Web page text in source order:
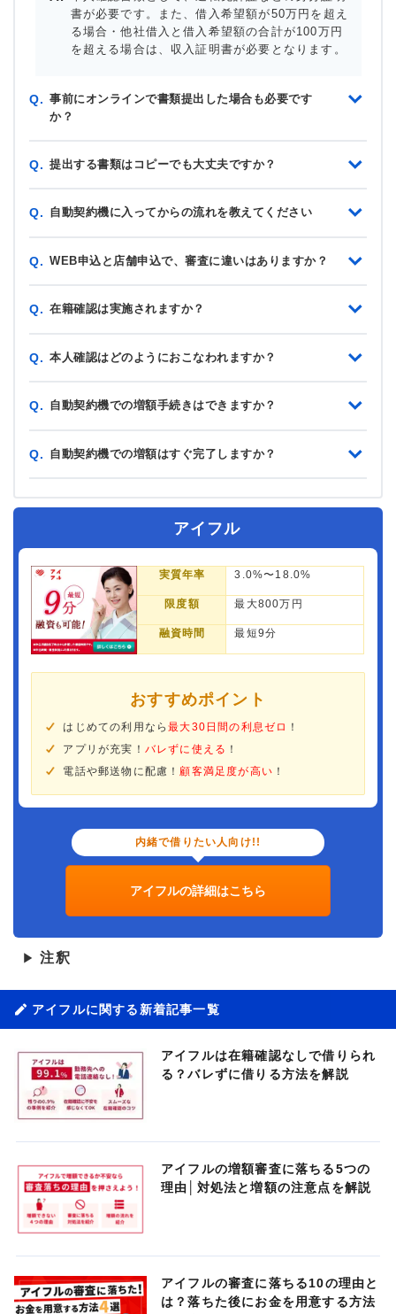
書が必要です。また、借入希望額が50万円を超え
る場合・他社借入と借入希望額の合計が100万円
を超える場合は、収入証明書が必要となります。
Q. 事前にオンラインで書類提出した場合も必要です
か？
Q. 提出する書類はコピーでも大丈夫ですか？
Q. 自動契約機に入ってからの流れを教えてください
Q. WEB申込と店舗申込で、審査に違いはありますか？
Q. 在籍確認は実施されますか？
Q. 本人確認はどのようにおこなわれますか？
Q. 自動契約機での増額手続きはできますか？
Q. 自動契約機での増額はすぐ完了しますか？
アイフル
実質年率 3.0%〜18.0%
限度額 最大800万円
融資時間 最短9分
おすすめポイント
はじめての利用なら最大30日間の利息ゼロ ！
アプリが充実！ バレずに使える ！
電話や郵送物に配慮！ 顧客満足度が高い ！
内緒で借りたい人向け!!
アイフルの詳細はこちら
▶ 注釈
アイフルに関する新着記事一覧
アイフルは在籍確認なしで借りられ
る？バレずに借りる方法を解説
アイフルの増額審査に落ちる5つの
理由│対処法と増額の注意点を解説
アイフルの審査に落ちる10の理由と
は？落ちた後にお金を用意する方法